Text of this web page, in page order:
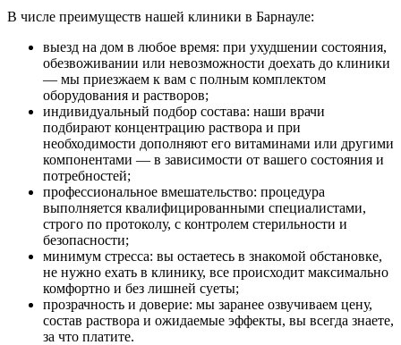
В числе преимуществ нашей клиники в Барнауле:
выезд на дом в любое время: при ухудшении состояния,
обезвоживании или невозможности доехать до клиники
— мы приезжаем к вам с полным комплектом
оборудования и растворов;
индивидуальный подбор состава: наши врачи
подбирают концентрацию раствора и при
необходимости дополняют его витаминами или другими
компонентами — в зависимости от вашего состояния и
потребностей;
профессиональное вмешательство: процедура
выполняется квалифицированными специалистами,
строго по протоколу, с контролем стерильности и
безопасности;
минимум стресса: вы остаетесь в знакомой обстановке,
не нужно ехать в клинику, все происходит максимально
комфортно и без лишней суеты;
прозрачность и доверие: мы заранее озвучиваем цену,
состав раствора и ожидаемые эффекты, вы всегда знаете,
за что платите.